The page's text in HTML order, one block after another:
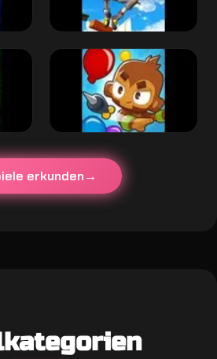
erkunden